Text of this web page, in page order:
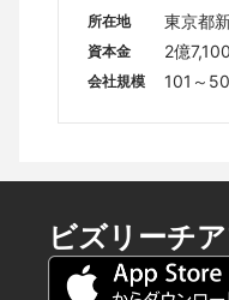
所在地
東京都
ア
資本金 2億
会社規模 101～
ビズリーチ